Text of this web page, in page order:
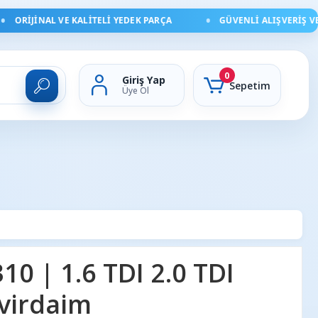
VE KALITELI YEDEK PARÇA GÜVENLI ALIŞVERIŞ VE
Giriş Yap
Üye Ol
0
Sepetim
| 1.6 TDI 2.0 TDI